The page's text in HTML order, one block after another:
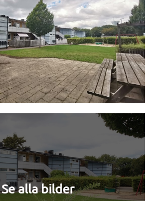
Se alla bilder